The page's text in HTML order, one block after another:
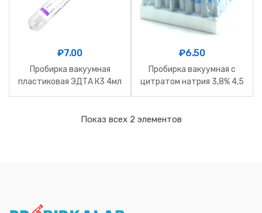
₽7.00
Пробирка вакуумная
пластиковая ЭДТА К3 4мл
13*75 фиолетовая
₽6.50
Пробирка вакуумная с
цитратом натрия 3,8% 4,5
мл, пластик (13*75мм)
Показ всех 2 элементов